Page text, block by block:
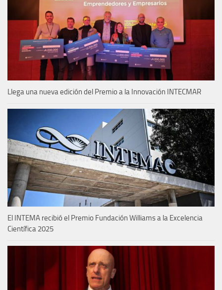
Llega una nueva edición del Premio a la Innovación INTECMAR
El INTEMA recibió el Premio Fundación Williams a la Excelencia
Científica 2025